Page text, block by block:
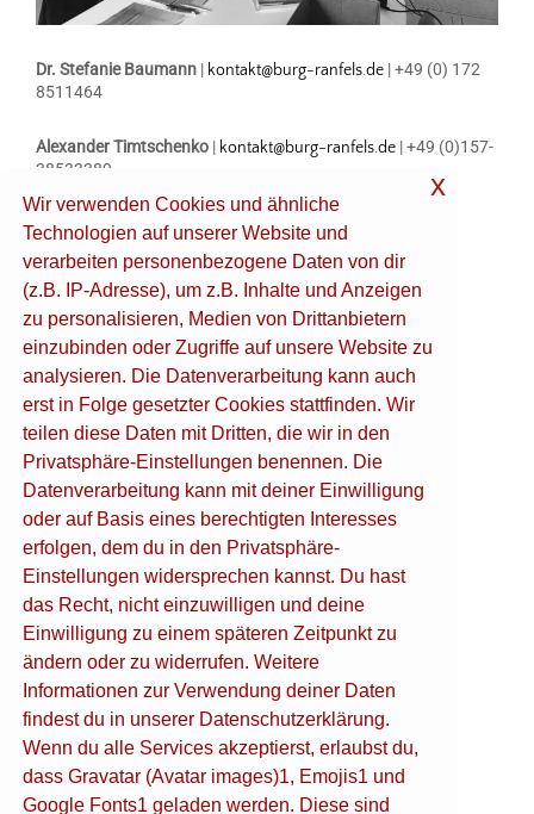
Dr. Stefanie Baumann | kontakt@burg-ranfels.de | +49 (0) 172
8511464
Alexander Timtschenko | kontakt@burg-ranfels.de | +49 (0)157-
38533389
Instagram
Location
Schloßbergweg 5 | 94579 Ranfels |+49 (0) 172 8511464 |
kontakt@burg-ranfels.de
Wir verwenden Cookies und ähnliche
Technologien auf unserer Website und
verarbeiten personenbezogene Daten von dir
(z.B. IP-Adresse), um z.B. Inhalte und Anzeigen
zu personalisieren, Medien von Drittanbietern
einzubinden oder Zugriffe auf unsere Website zu
analysieren. Die Datenverarbeitung kann auch
erst in Folge gesetzter Cookies stattfinden. Wir
teilen diese Daten mit Dritten, die wir in den
Privatsphäre-Einstellungen benennen. Die
Datenverarbeitung kann mit deiner Einwilligung
oder auf Basis eines berechtigten Interesses
erfolgen, dem du in den Privatsphäre-
Einstellungen widersprechen kannst. Du hast
das Recht, nicht einzuwilligen und deine
Einwilligung zu einem späteren Zeitpunkt zu
ändern oder zu widerrufen. Weitere
Informationen zur Verwendung deiner Daten
findest du in unserer Datenschutzerklärung.
Wenn du alle Services akzeptierst, erlaubst du,
dass Gravatar (Avatar images)1, Emojis1 und
Google Fonts1 geladen werden. Diese sind
x